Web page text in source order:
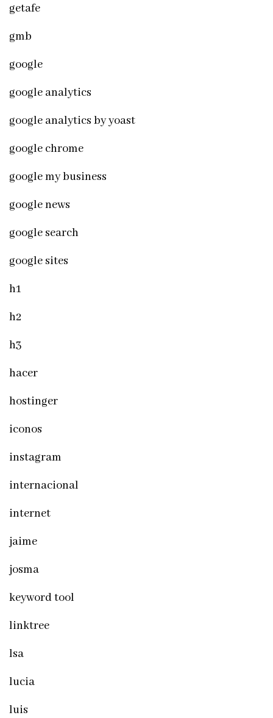
getafe
gmb
google
google analytics
google analytics by yoast
google chrome
google my business
google news
google search
google sites
h1
h2
h3
hacer
hostinger
iconos
instagram
internacional
internet
jaime
josma
keyword tool
linktree
lsa
lucia
luis